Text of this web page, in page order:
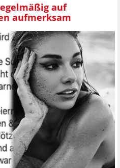
auf
aufmerksam